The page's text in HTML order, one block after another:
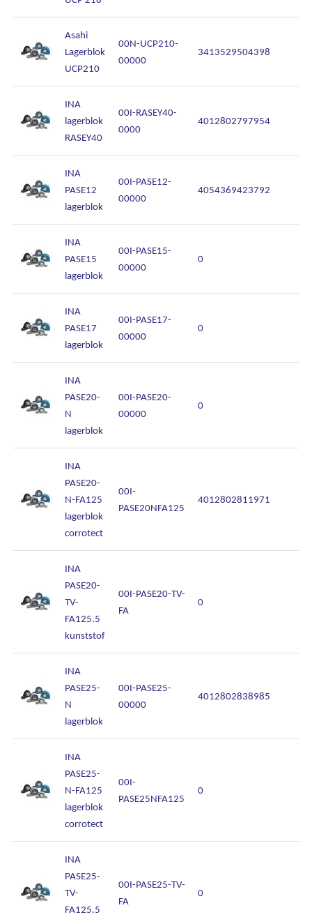
Asahi
Lagerblok
UCP210
00N-UCP210-
00000
3413529504398
INA
lagerblok
RASEY40
00I-RASEY40-
0000
4012802797954
INA
PASE12
lagerblok
00I-PASE12-
00000
4054369423792
INA
PASE15
lagerblok
00I-PASE15-
00000
0
INA
PASE17
lagerblok
00I-PASE17-
00000
0
INA
PASE20-
N
lagerblok
00I-PASE20-
00000
0
INA
PASE20-
N-FA125
lagerblok
corrotect
00I-
PASE20NFA125
4012802811971
INA
PASE20-
TV-
FA125.5
kunststof
00I-PASE20-TV-
FA
0
INA
PASE25-
N
lagerblok
00I-PASE25-
00000
4012802838985
INA
PASE25-
N-FA125
lagerblok
corrotect
00I-
PASE25NFA125
0
INA
PASE25-
TV-
FA125.5
00I-PASE25-TV-
FA
0